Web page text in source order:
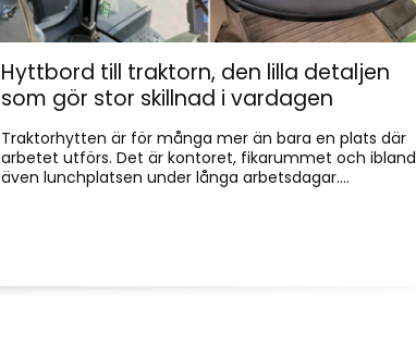
Hyttbord till traktorn, den lilla detaljen
som gör stor skillnad i vardagen
Traktorhytten är för många mer än bara en plats där
arbetet utförs. Det är kontoret, fikarummet och ibland
även lunchplatsen under långa arbetsdagar....